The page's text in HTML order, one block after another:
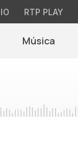
RTP PLAY
Música